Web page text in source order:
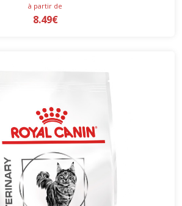
à partir de
8.49€